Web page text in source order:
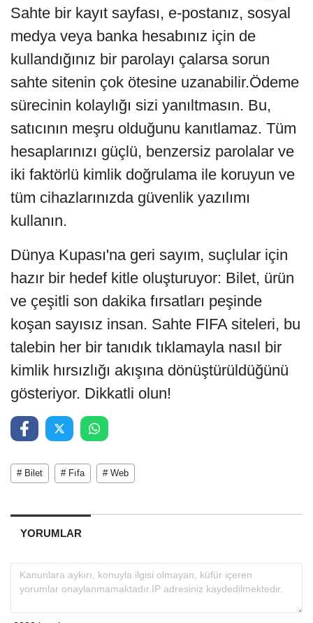
Sahte bir kayıt sayfası, e-postanız, sosyal
medya veya banka hesabınız için de
kullandığınız bir parolayı çalarsa sorun
sahte sitenin çok ötesine uzanabilir.Ödeme
sürecinin kolaylığı sizi yanıltmasın. Bu,
satıcının meşru olduğunu kanıtlamaz. Tüm
hesaplarınızı güçlü, benzersiz parolalar ve
iki faktörlü kimlik doğrulama ile koruyun ve
tüm cihazlarınızda güvenlik yazılımı
kullanın.
Dünya Kupası'na geri sayım, suçlular için
hazır bir hedef kitle oluşturuyor: Bilet, ürün
ve çeşitli son dakika fırsatları peşinde
koşan sayısız insan. Sahte FIFA siteleri, bu
talebin her bir tanıdık tıklamayla nasıl bir
kimlik hırsızlığı akışına dönüştürüldüğünü
gösteriyor. Dikkatli olun!
# Bilet # Fıfa # Web
YORUMLAR